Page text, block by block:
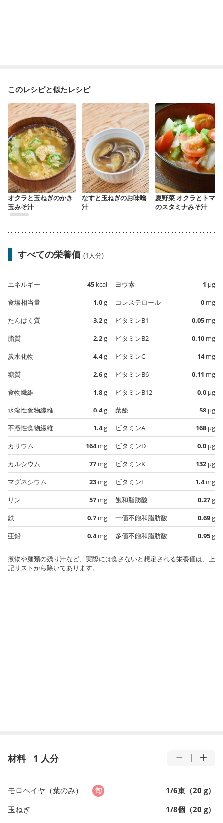
このレシピと似たレシピ
オクラと玉ねぎのかき
玉みそ汁
なすと玉ねぎのお味噌
汁
夏野菜 オクラとトマト
のスタミナみそ汁
すべての栄養価 (1人分)
エネルギー 45 kcal
食塩相当量
1.0g
たんぱく質
3.2g
脂質
2.2g
炭水化物
4.4g
糖質
2.6g
食物繊維
1.8g
水溶性食物繊維
0.4g
不溶性食物繊維
1.4g
カリウム
164mg
カルシウム
77 mg
マグネシウム
23 mg
リン
57 mg
鉄
0.7 mg
亜鉛
0.4mg
ヨウ素 1 µg
コレステロール
0 mg
ビタミンB1
0.05 mg
ビタミンB2
0.10 mg
ビタミンC
14mg
ビタミンB6
0.11 mg
ビタミンB12
0.0 µg
葉酸
58 µg
ビタミンA
168 µg
ビタミンD
0.0 µg
ビタミンK
132 µg
ビタミンE
1.4mg
飽和脂肪酸
0.27g
一価不飽和脂肪酸
0.69g
多価不飽和脂肪酸
0.95g
煮物や麺類の残り汁など、実際には食さないと想定される栄養価は、上
記リストから除いてあります。
材料 1 人分
モロヘイヤ（葉のみ）
1/6束（20 g）
玉ねぎ
1/8個（20 g）